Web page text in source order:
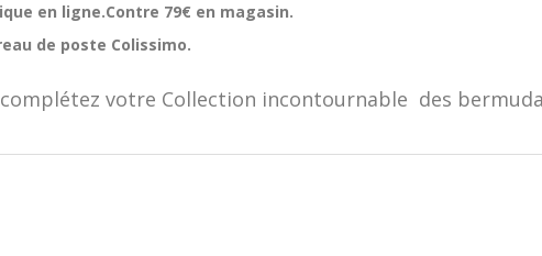
en ligne.Contre 79€ en magasin.
de poste Colissimo.
votre Collection incontournable des